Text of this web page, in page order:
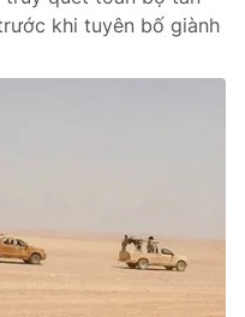
khi tuyên bố giành